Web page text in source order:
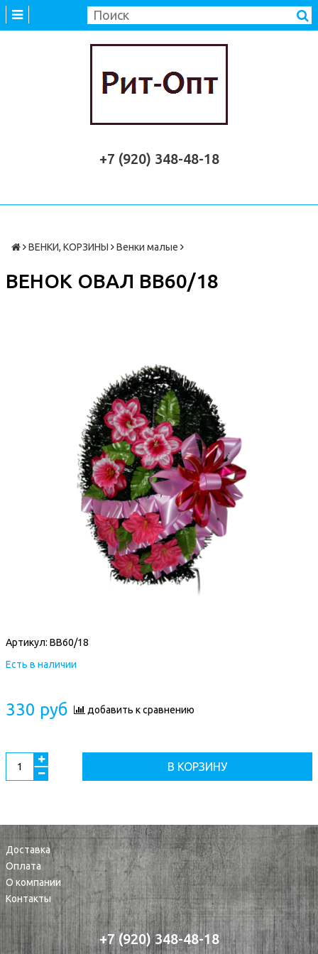
+7 (920) 348-48-18
ВЕНКИ, КОРЗИНЫ Венки малые
ВЕНОК ОВАЛ ВВ60/18
Артикул: ВВ60/18
Есть в наличии
330 руб добавить к сравнению
В КОРЗИНУ
Доставка
Оплата
О компании
Контакты
+7 (920) 348-48-18